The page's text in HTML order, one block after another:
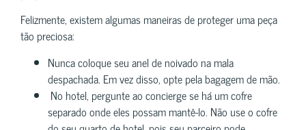
Felizmente, existem algumas maneiras de proteger uma peça
tão preciosa:
Nunca coloque seu anel de noivado na mala
despachada. Em vez disso, opte pela bagagem de mão.
No hotel, pergunte ao concierge se há um cofre
separado onde eles possam mantê-lo. Não use o cofre